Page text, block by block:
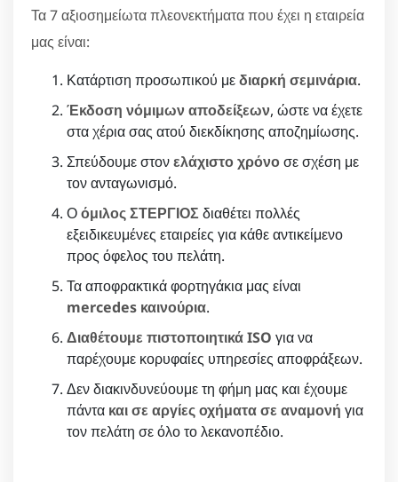
Τα 7 αξιοσημείωτα πλεονεκτήματα που έχει η εταιρεία
μας είναι:
Κατάρτιση προσωπικού μεδιαρκή σεμινάρια.
Έκδοση νόμιμων αποδείξεων, ώστε να έχετε
στα χέρια σας ατού διεκδίκησης αποζημίωσης.
Σπεύδουμε στονελάχιστο χρόνοσε σχέση με
τον ανταγωνισμό.
Οόμιλος ΣΤΕΡΓΙΟΣ διαθέτει πολλές
εξειδικευμένες εταιρείες για κάθε αντικείμενο
προς όφελος του πελάτη.
Τα αποφρακτικά φορτηγάκια μας είναι
mercedes καινούρια.
Διαθέτουμε πιστοποιητικά ISO για να
παρέχουμε κορυφαίες υπηρεσίες αποφράξεων.
Δεν διακινδυνεύουμε τη φήμη μας και έχουμε
πάντα και σε αργίες οχήματα σε αναμονή για
τον πελάτη σε όλο το λεκανοπέδιο.